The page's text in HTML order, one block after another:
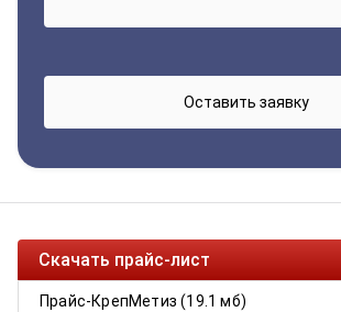
Скачать прайс-лист
Прайс-КрепМетиз (19.1 мб)